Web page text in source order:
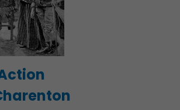
Associations et Sports